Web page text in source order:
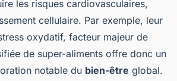
les risques cardiovasculaires,
cellulaire. Par exemple, leur
oxydatif, facteur majeur de
de super-aliments offre donc un
notable du bien-être global.